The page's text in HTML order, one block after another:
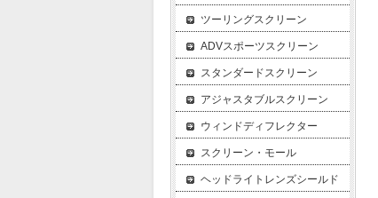
ツーリングスクリーン
ADVスポーツスクリーン
スタンダードスクリーン
アジャスタブルスクリーン
ウィンドディフレクター
スクリーン・モール
ヘッドライトレンズシールド